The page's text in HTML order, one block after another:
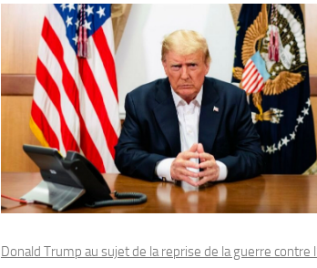
Donald Trump au sujet de la reprise de la guerre contre